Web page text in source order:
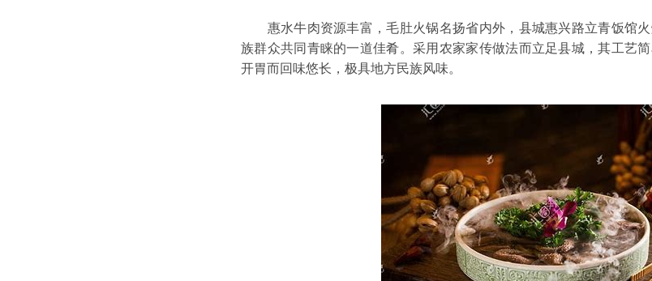
惠水牛肉资源丰富，毛肚火锅名扬省内外，县城惠兴路立青饭馆
族群众共同青睐的一道佳肴。采用农家家传做法而立足县城，其工艺
开胃而回味悠长，极具地方民族风味。